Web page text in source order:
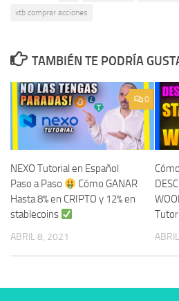
xtb comprar acciones
TAMBIÉN TE PODRÍA
0
NEXO Tutorial en Español
Paso a Paso
Cómo GANAR
Hasta 8% en CRIPTO y 12% en
stablecoins
ABRIL 8, 2021